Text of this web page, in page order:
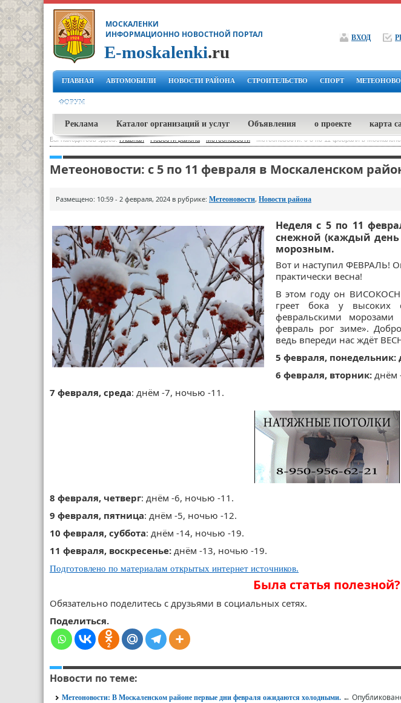
ВХОД
МОСКАЛЕНКИ
ИНФОРМАЦИОННО НОВОСТНОЙ ПОРТАЛ
E-moskalenki.ru
ГЛАВНАЯ АВТОМОБИЛИ НОВОСТИ РАЙОНА СТРОИТЕЛЬСТВО СПОРТ
ФОРУМ
Реклама Каталог организаций и услуг Объявления о проекте карта
Вы находитесь здесь:Главная-Новости района Метеоновости Метеоновости: с 5 по 11 февраля в
Метеоновости: с 5 по 11 февраля в Москаленском
Размещено: 10:59 - 2 февраля, 2024 в рубрике: Метеоновости, Новости района
Неделя с 5 по 11
снежной (каждый день
морозным.
Вот и наступил ФЕВРАЛЬ!
практически весна!
В этом году он
греет бока у
февральскими
февраль рог зиме».
ведь впереди нас ждёт
5 февраля, понедельник:
6 февраля, вторник: днём
7 февраля, среда: днём -7, ночью -11.
8 февраля, четверг: днём -6, ночью -11.
9 февраля, пятница: днём -5, ночью -12.
10 февраля, суббота: днём -14, ночью -19.
11 февраля, воскресенье: днём -13, ночью -19.
Подготовлено по материалам открытых интернет источников.
Была статья полезной?
Обязательно поделитесь с друзьями в социальных сетях.
Поделиться.
2
Новости по теме:
Метеоновости: В Москаленском районе первые дни февраля ожидаются холодными. ←